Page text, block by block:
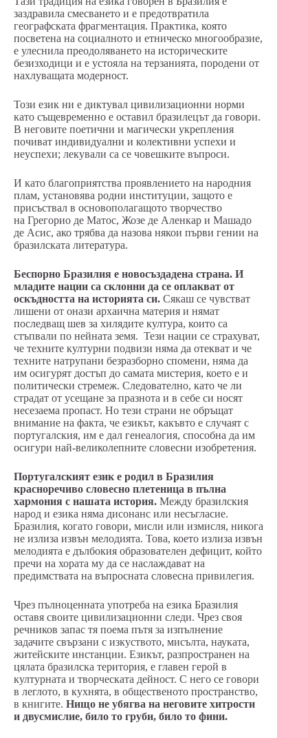
заздравила смесването и е предотвратила
географската фрагментация. Практика, която
посветена на социалното и етническо многообразие,
е улеснила преодоляването на историческите
безизходици и е устояла на терзанията, породени от
нахлуващата модерност.
Този език ни е диктувал цивилизационни норми
като същевременно е оставил бразилецът да говори.
В неговите поетични и магически укрепления
почиват индивидуални и колективни успехи и
неуспехи; лекували са се човешките въпроси.
И като благоприятства проявлението на народния
плам, установява родни институции, защото е
присъствал в основополагащото творчество
на Грегорио де Матос, Жозе де Аленкар и Машадо
де Асис, ако трябва да назова някои първи гении на
бразилската литература.
Беспорно Бразилия е новосъздадена страна. И
младите нации са склонни да се оплакват от
оскъдността на историята си. Сякаш се чувстват
лишени от онази архаична материя и нямат
последващ шев за хилядите култура, които са
стъпвали по нейната земя. Тези нации се страхуват,
че техните културни подвизи няма да отекват и че
техните натрупани безразборно спомени, няма да
им осигурят достъп до самата мистерия, което е и
политически стремеж. Следователно, като че ли
страдат от усещане за празнота и в себе си носят
несезаема пропаст. Но тези страни не обръщат
внимание на факта, че езикът, какъвто е случаят с
португалския, им е дал генеалогия, способна да им
осигури най-великолепните словесни изобретения.
Португалският език е родил в Бразилия
красноречиво словесно плетеница в пълна
хармония с нашата история. Между бразилския
народ и езика няма дисонанс или несъгласие.
Бразилия, когато говори, мисли или измисля, никога
не излиза извън мелодията. Това, което излиза извън
мелодията е дълбокия образователен дефицит, който
пречи на хората му да се наслаждават на
предимствата на въпросната словесна привилегия.
Чрез пълноценната употреба на езика Бразилия
оставя своите цивилизационни следи. Чрез своя
речников запас тя поема пътя за изпълнение
задачите свързани с изкуството, мисълта, науката,
житейските инстанции. Езикът, разпространен на
цялата бразилска територия, е главен герой в
културната и творческата дейност. С него се говори
в леглото, в кухнята, в общественото пространство,
в книгите. Нищо не убягва на неговите хитрости
и двусмислие, било то груби, било то фини.